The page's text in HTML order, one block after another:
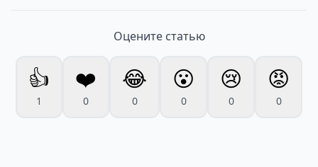
Оцените статью
👍
1
❤️
0
😂
0
😮
0
😢
0
😡
0